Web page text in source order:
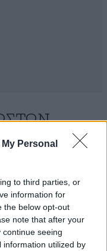
Personal
to third parties, or
information for
the below opt-out
note that after your
seeing
information utilized by